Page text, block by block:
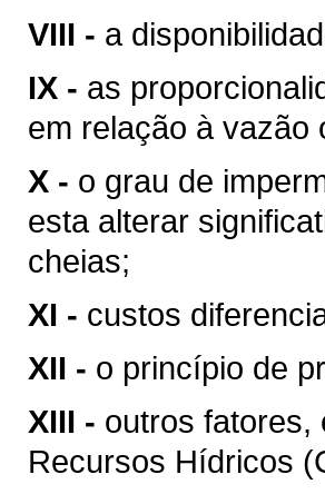
VIII - a
IX - as
em relação à vazão
X - o grau de
esta alterar
cheias;
XI - custos
XII - o princípio de
XIII - outros fatores,
Recursos Hídricos